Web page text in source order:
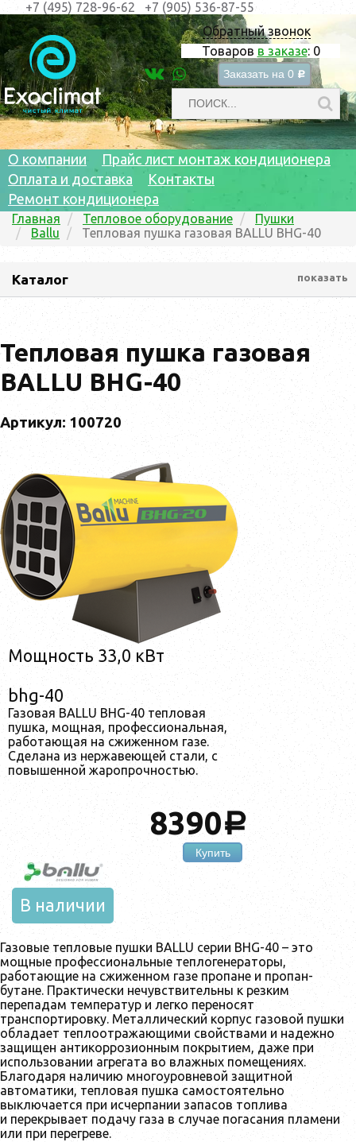
Обратный звонок
Товаров в заказе: 0
Заказать на 0 c
+7 (495) 728-96-62 +7 (905) 536-87-55
О компании
Прайс лист монтаж кондиционера
Оплата и доставка
Контакты
Ремонт кондиционера
Главная Тепловое оборудование
Пушки
Ballu
Тепловая пушка газовая BALLU BHG-40
Каталог показать
Тепловая пушка газовая
BALLU BHG-40
Артикул: 100720
Мощность 33,0 кВт
bhg-40
Газовая BALLU BHG-40 тепловая
пушка, мощная, профессиональная,
работающая на сжиженном газе.
Сделана из нержавеющей стали, с
повышенной жаропрочностью.
8390a
Купить
В наличии
Газовые тепловые пушки BALLU серии BHG-40 – это
мощные профессиональные теплогенераторы,
работающие на сжиженном газе пропане и пропан-
бутане. Практически нечувствительны к резким
перепадам температур и легко переносят
транспортировку. Металлический корпус газовой пушки
обладает теплоотражающими свойствами и надежно
защищен антикоррозионным покрытием, даже при
использовании агрегата во влажных помещениях.
Благодаря наличию многоуровневой защитной
автоматики, тепловая пушка самостоятельно
выключается при исчерпании запасов топлива
и перекрывает подачу газа в случае погасания пламени
или при перегреве.